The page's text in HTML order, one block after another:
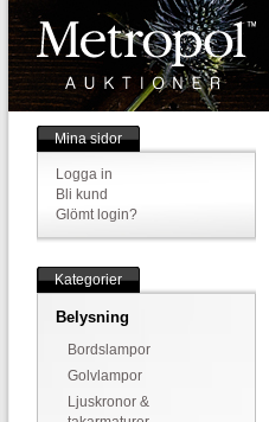
Mina sidor
Logga in
Bli kund
Glömt login?
Kategorier
Belysning
Bordslampor
Golvlampor
Ljuskronor &